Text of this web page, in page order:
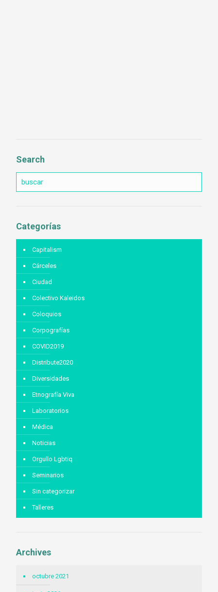
Search
Categorías
Capitalism
Cárceles
Ciudad
Colectivo Kaleidos
Coloquios
Corpografías
COVID2019
Distribute2020
Diversidades
Etnografía Viva
Laboratorios
Médica
Noticias
Orgullo Lgbtiq
Seminarios
Sin categorizar
Talleres
Archives
octubre 2021